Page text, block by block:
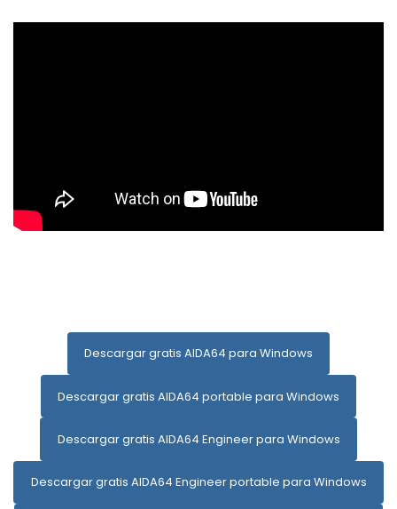
Descargar gratis AIDA64 para Windows
Descargar gratis AIDA64 portable para Windows
Descargar gratis AIDA64 Engineer para Windows
Descargar gratis AIDA64 Engineer portable para Windows